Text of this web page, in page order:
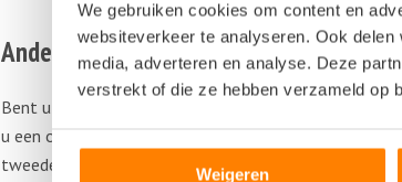
We gebruiken cookies om content en
websiteverkeer te analyseren. Ook
media, adverteren en analyse. Deze
verstrekt of die ze hebben verzameld op
Weigeren
Andere autosloperijen in de buurt
Bent u op zoek naar een andere autosloperij,
u een overzicht van autosloperijen in
tweedehands of gebruikte auto onderdelen wilt